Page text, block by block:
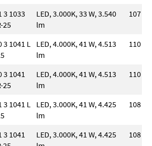
3 1033
25
LED, 3.000K, 33 W, 3.540
lm
107
3 1041 L
LED, 4.000K, 41 W, 4.513
lm
110
3 1041
25
LED, 4.000K, 41 W, 4.513
lm
110
3 1041 L
LED, 3.000K, 41 W, 4.425
lm
108
3 1041
LED, 3.000K, 41 W, 4.425
108